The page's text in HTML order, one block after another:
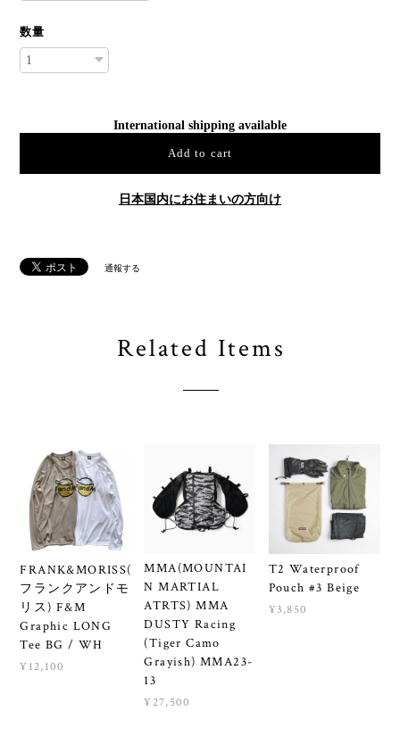
数量
International shipping available
Add to cart
日本国内にお住まいの方向け
通報する
Related Items
FRANK&MORISS(
フランクアンドモ
リス) F&M
Graphic LONG
Tee BG / WH
¥12,100
MMA(MOUNTAI
N MARTIAL
ATRTS) MMA
DUSTY Racing
(Tiger Camo
Grayish) MMA23-
13
¥27,500
T2 Waterproof
Pouch #3 Beige
¥3,850